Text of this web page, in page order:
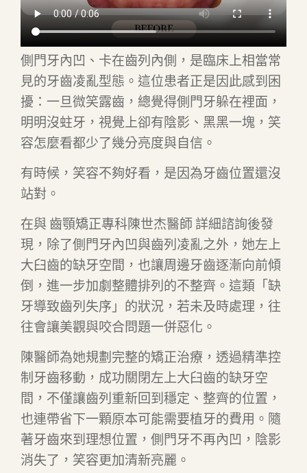
側門牙內凹、卡在齒列內側，是臨床上相當常
見的牙齒凌亂型態。這位患者正是因此感到困
擾：一旦微笑露齒，總覺得側門牙躲在裡面，
明明沒蛀牙，視覺上卻有陰影、黑黑一塊，笑
容怎麼看都少了幾分亮度與自信。
有時候，笑容不夠好看，是因為牙齒位置還沒
站對。
在與 齒顎矯正專科陳世杰醫師 詳細諮詢後發
現，除了側門牙內凹與齒列凌亂之外，她左上
大臼齒的缺牙空間，也讓周邊牙齒逐漸向前傾
倒，進一步加劇整體排列的不整齊。這類「缺
牙導致齒列失序」的狀況，若未及時處理，往
往會讓美觀與咬合問題一併惡化。
陳醫師為她規劃完整的矯正治療，透過精準控
制牙齒移動，成功關閉左上大臼齒的缺牙空
間，不僅讓齒列重新回到穩定、整齊的位置，
也連帶省下一顆原本可能需要植牙的費用。隨
著牙齒來到理想位置，側門牙不再內凹，陰影
消失了，笑容更加清新亮麗。